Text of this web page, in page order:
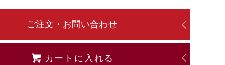
ご注文・お問い合わせ
カートに入れる